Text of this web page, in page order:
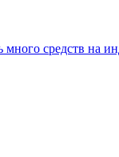
много средств на